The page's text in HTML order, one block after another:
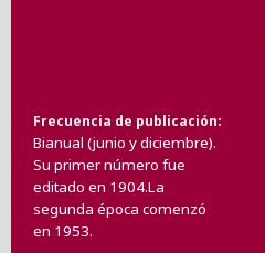
Frecuencia de publicación
Bianual (junio y diciembre).
Su primer número fue
editado en 1904.La
segunda época comenzó
en 1953.